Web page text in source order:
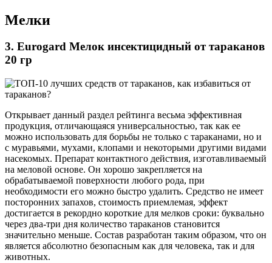
Мелки
3. Eurogard Мелок инсектицидный от тараканов
20 гр
Открывает данный раздел рейтинга весьма эффективная
продукция, отличающаяся универсальностью, так как ее
можно использовать для борьбы не только с тараканами, но и
с муравьями, мухами, клопами и некоторыми другими видами
насекомых. Препарат контактного действия, изготавливаемый
на меловой основе. Он хорошо закрепляется на
обрабатываемой поверхности любого рода, при
необходимости его можно быстро удалить. Средство не имеет
посторонних запахов, стоимость приемлемая, эффект
достигается в рекордно короткие для мелков сроки: буквально
через два-три дня количество тараканов становится
значительно меньше. Состав разработан таким образом, что он
является абсолютно безопасным как для человека, так и для
животных.